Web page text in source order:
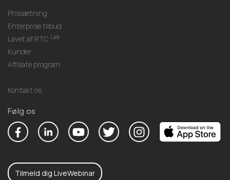
Prissætning
Enterprise tilbud
Lavet af RTC Lab
Kunder
Affiliate program
Kontakt os
Følg os
Tilmeld dig LiveWebinar